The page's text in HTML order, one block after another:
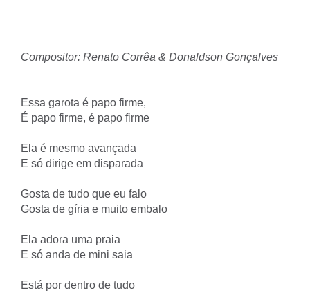
Compositor: Renato Corrêa & Donaldson Gonçalves
Essa garota é papo firme,
É papo firme, é papo firme
Ela é mesmo avançada
E só dirige em disparada
Gosta de tudo que eu falo
Gosta de gíria e muito embalo
Ela adora uma praia
E só anda de mini saia
Está por dentro de tudo